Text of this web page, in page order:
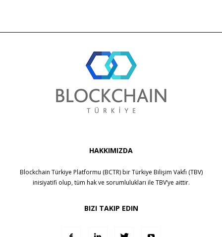
HAKKIMIZDA
Blockchain Türkiye Platformu (BCTR) birTürkiye Bilişim Vakfı (TBV)
inisiyatifi olup, tüm hak ve sorumlulukları ile TBV’ye aittir.
BIZI TAKIP EDIN